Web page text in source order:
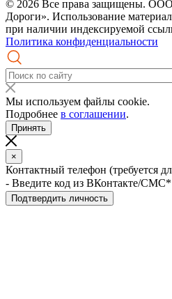
© 2026 Все права защищены.
Дороги». Использование
при наличии индексируемой
Политика конфиденциальности
Мы используем файлы cookie.
Подробнее в соглашении.
Принять
×
Контактный телефон (требуется
- Введите код из ВКонтакте/СМС*
Подтвердить личность